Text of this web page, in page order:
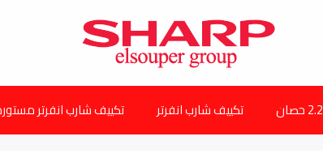
تكييف شارب انفرتر تكييف شارب انفرتر